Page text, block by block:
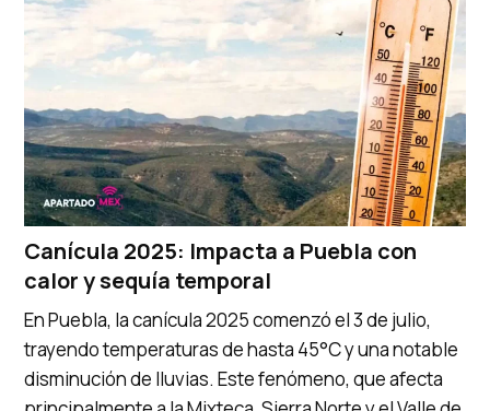
Canícula 2025: Impacta a Puebla con
calor y sequía temporal
En Puebla, la canícula 2025 comenzó el 3 de julio,
trayendo temperaturas de hasta 45°C y una notable
disminución de lluvias. Este fenómeno, que afecta